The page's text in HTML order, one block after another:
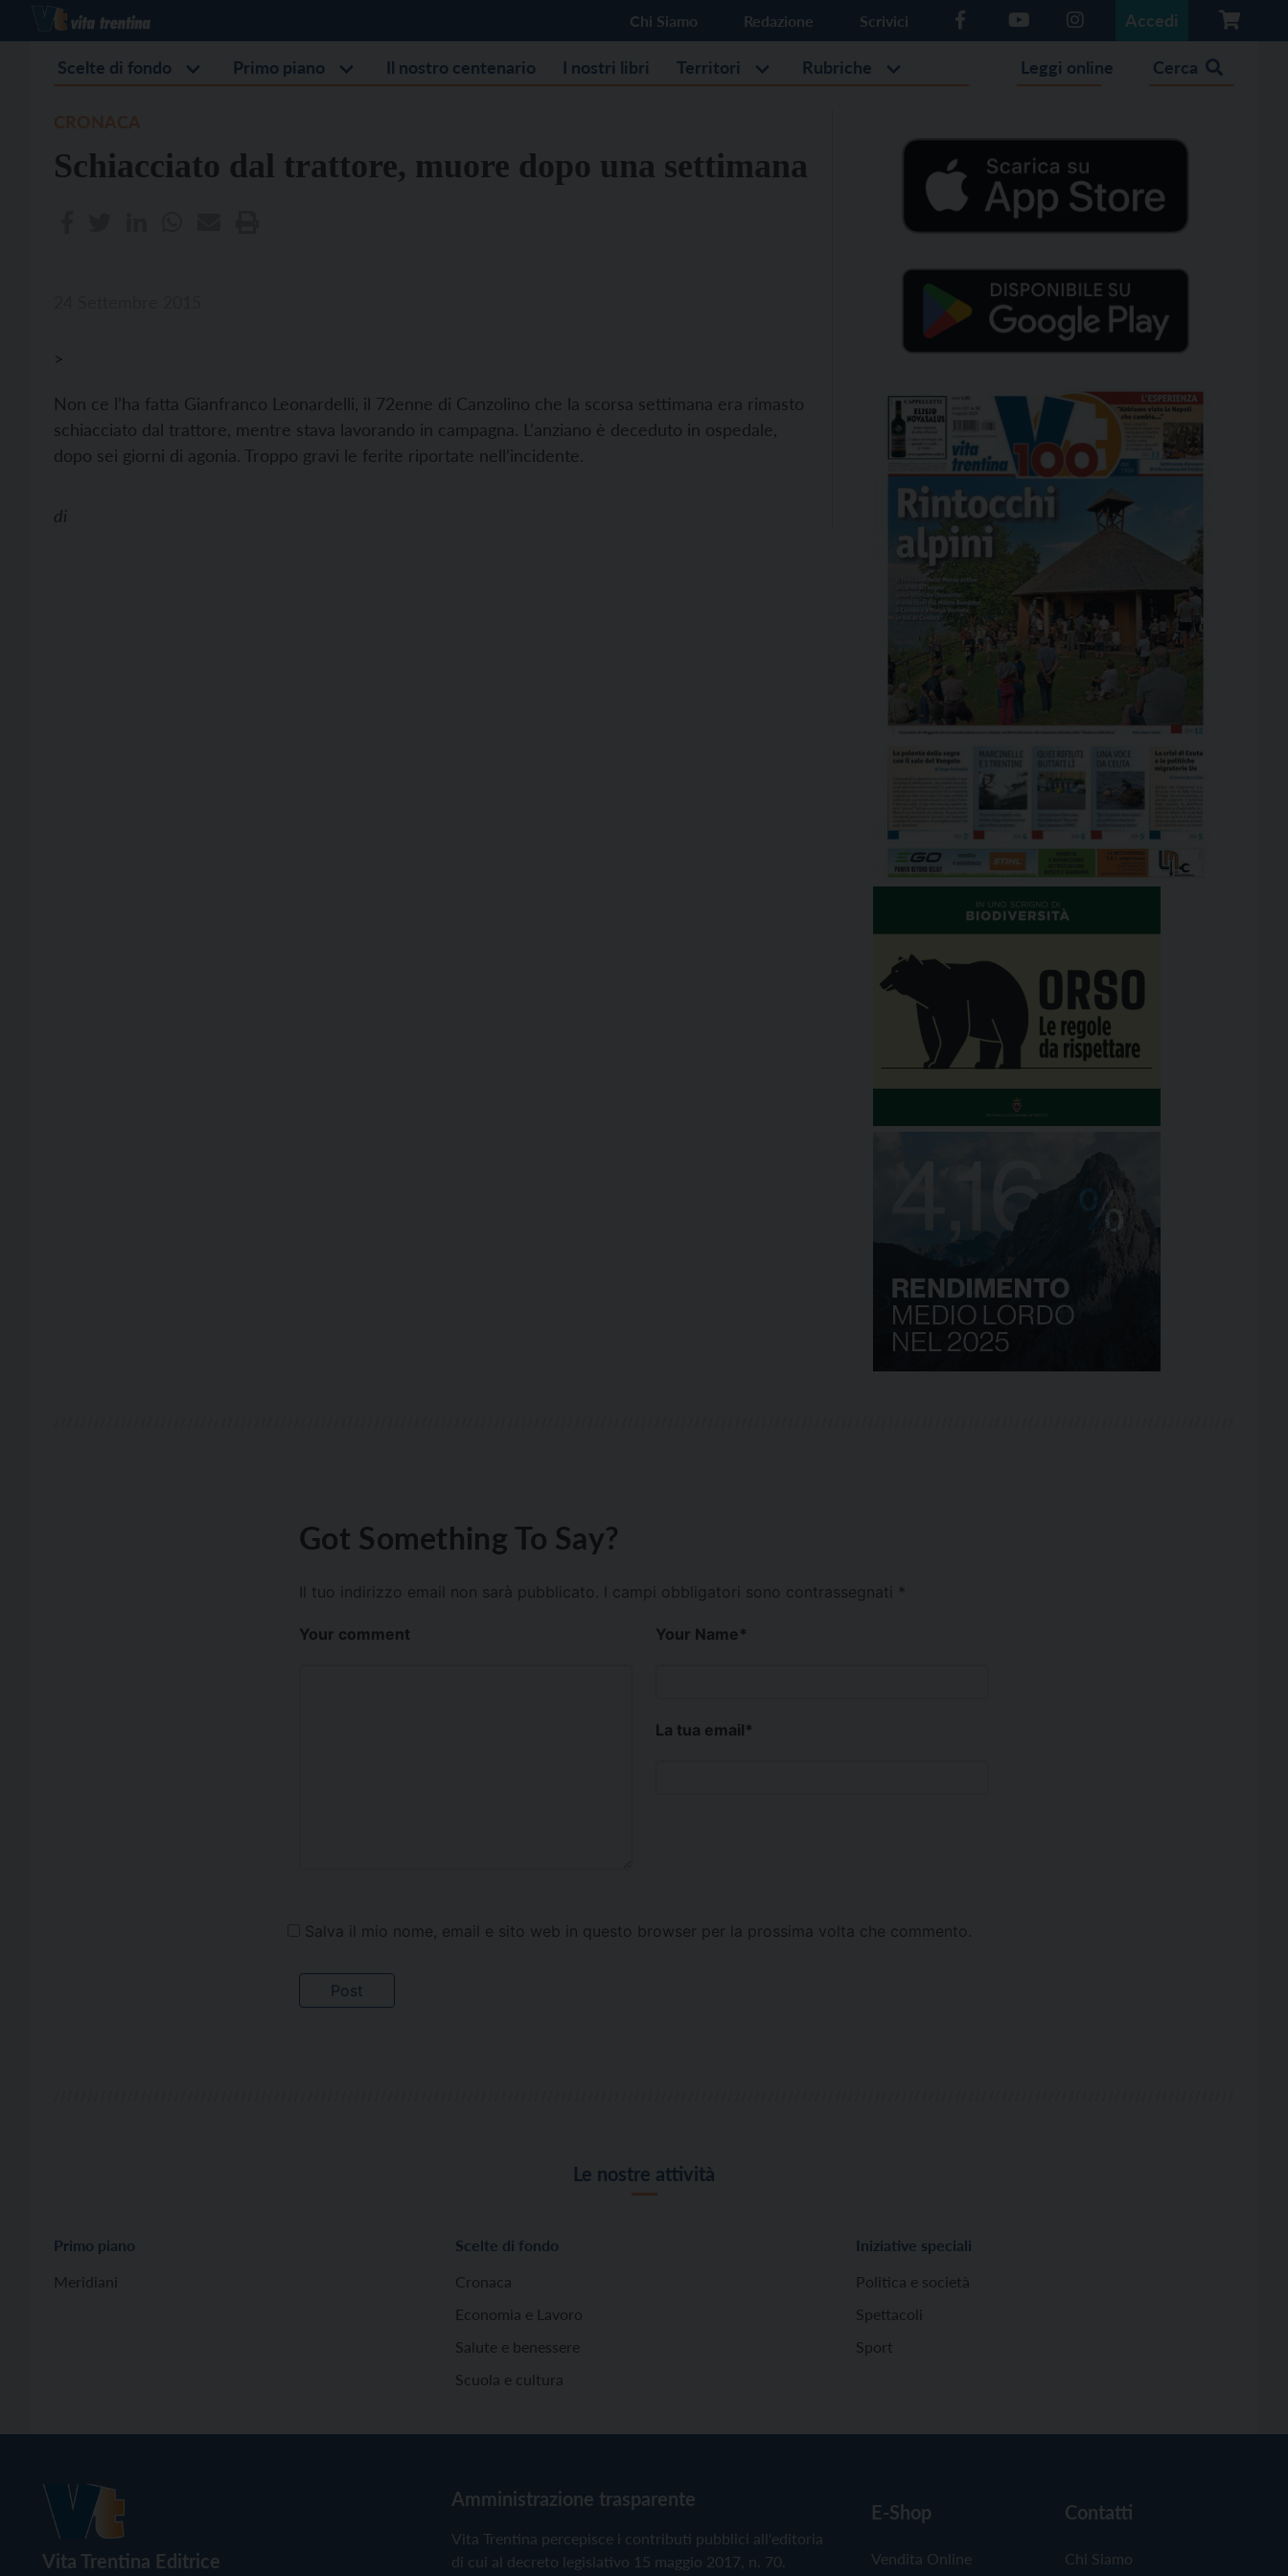
Chi Siamo Redazione Scrivici Accedi
Scelte di fondo Primo piano Il nostro centenario I nostri libri Territori Rubriche Leggi online Cerca
Schiacciato dal trattore, muore dopo una settimana
>
Non ce l’ha fatta Gianfranco Leonardelli, il 72enne di Canzolino che la scorsa settimana era rimasto
schiacciato dal trattore, mentre stava lavorando in campagna. L’anziano è deceduto in ospedale,
dopo sei giorni di agonia. Troppo gravi le ferite riportate nell’incidente.
di
Got Something To Say?
Il tuo indirizzo email non sarà pubblicato. I campi obbligatori sono contrassegnati *
Your comment Your Name*
La tua email*
Salva il mio nome, email e sito web in questo browser per la prossima volta che commento.
Le nostre attività
Primo piano
Meridiani
Scelte di fondo
Cronaca
Economia e Lavoro
Salute e benessere
Scuola e cultura
Iniziative speciali
Politica e società
Spettacoli
Sport
Vita Trentina Editrice
Amministrazione trasparente
Vita Trentina percepisce i contributi pubblici all'editoria
di cui al decreto legislativo 15 maggio 2017, n. 70.
E-Shop
Vendita Online
Contatti
Chi Siamo